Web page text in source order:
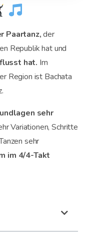
Paartanz,der
Republik hat und
hat. Im
Region ist Bachata
sehr
Variationen, Schritte
sehr
im 4/4-Takt